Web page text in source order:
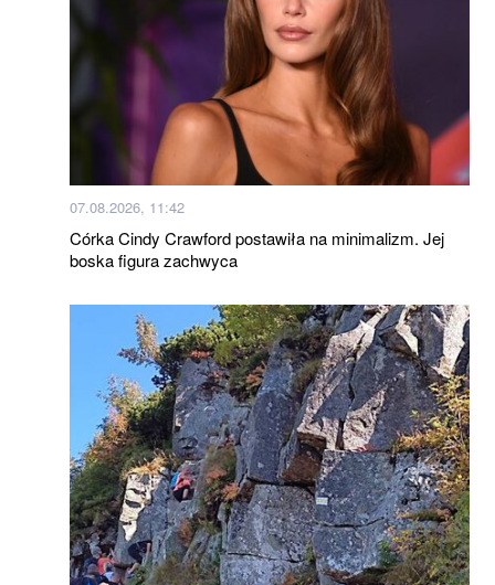
07.08.2026, 11:42
Córka Cindy Crawford postawiła na minimalizm. Jej
boska figura zachwyca